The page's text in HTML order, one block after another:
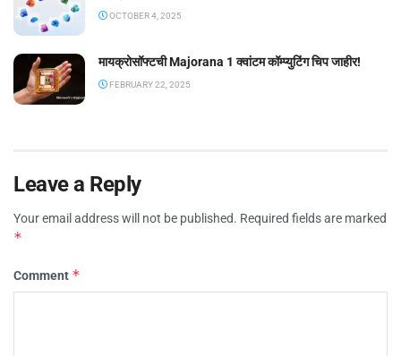
OCTOBER 4, 2025
मायक्रोसॉफ्टची Majorana 1 क्वांटम कॉम्प्युटिंग चिप जाहीर!
FEBRUARY 22, 2025
Leave a Reply
Your email address will not be published. Required fields are marked
*
Comment *